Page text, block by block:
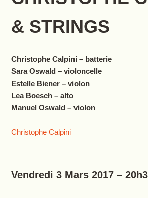
& STRINGS
Christophe Calpini – batterie
Sara Oswald – violoncelle
Estelle Biener – violon
Lea Boesch – alto
Manuel Oswald – violon
Christophe Calpini
Vendredi 3 Mars 2017 –